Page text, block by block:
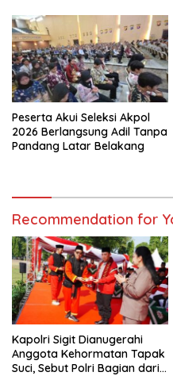
Peserta Akui Seleksi Akpol
2026 Berlangsung Adil Tanpa
Pandang Latar Belakang
Recommendation for
Kapolri Sigit Dianugerahi
Anggota Kehormatan Tapak
Suci, Sebut Polri Bagian dari